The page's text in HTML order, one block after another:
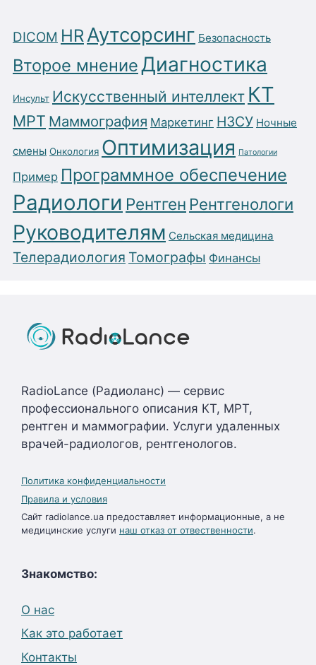
DICOM HRАутсорсинг Безопасность
Второе мнениеДиагностика
Инсульт Искусственный интеллект КТ
МРТ Маммография Маркетинг НЗСУ Ночные
смены Онкология Оптимизация Патологии
Пример Программное обеспечение
Радиологи Рентген Рентгенологи
Руководителям Сельская медицина
Телерадиология Томографы Финансы
RadioLance (Радиоланс) — сервис
профессионального описания КТ, МРТ,
рентген и маммографии. Услуги удаленных
врачей-радиологов, рентгенологов.
Политика конфиденциальности
Правила и условия
Сайт radiolance.ua предоставляет информационные, а не
медицинские услуги наш отказ от отвественности.
Знакомство:
О нас
Как это работает
Контакты